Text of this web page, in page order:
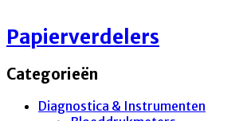
Papierverdelers
Categorieën
Diagnostica & Instrumenten